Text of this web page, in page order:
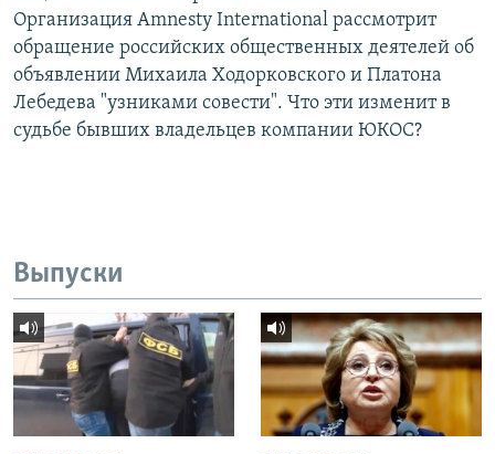
Организация Amnesty International рассмотрит
обращение российских общественных деятелей об
объявлении Михаила Ходорковского и Платона
Лебедева "узниками совести". Что эти изменит в
судьбе бывших владельцев компании ЮКОС?
Выпуски